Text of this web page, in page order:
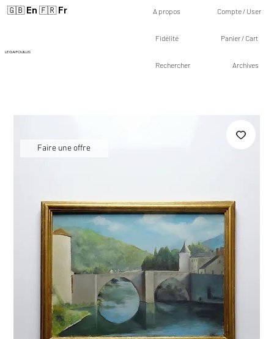
🇬🇧 En 🇫🇷 Fr
LE GAI FOUILLIS
A propos Compte / User
Fidélité Panier / Cart
Rechercher Archives
Faire une offre